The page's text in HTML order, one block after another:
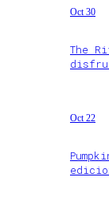
Oct 30
The
Oct 22